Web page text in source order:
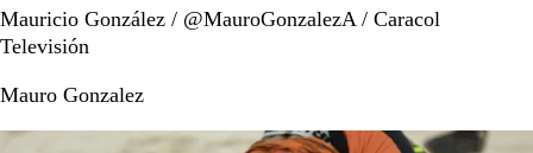
Mauricio González / @MauroGonzalezA / Caracol
Televisión
Mauro Gonzalez